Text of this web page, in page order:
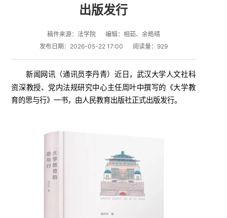
出版发行
稿件来源：法学院
编辑：相茹、余皓晴
发布日期：2026-05-22 17:00
阅读量： 929
新闻网讯（通讯员李丹青）近日，武汉大学人文社科
资深教授、党内法规研究中心主任周叶中撰写的《大学教
育的思与行》一书，由人民教育出版社正式出版发行。